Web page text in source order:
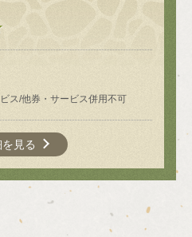
ス/他券・サービス併用不可
見る
ーンエステート1階
coupons
コピー
閉じる